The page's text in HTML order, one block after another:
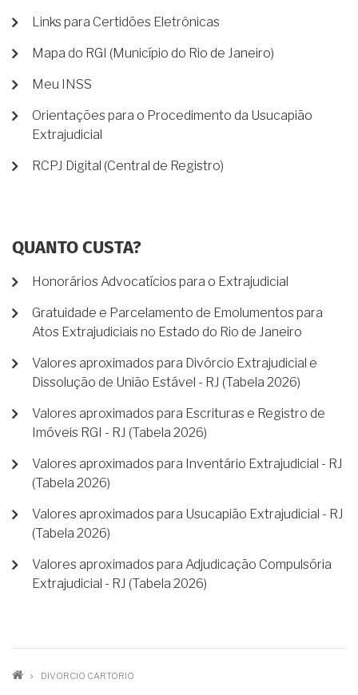
Links para Certidões Eletrônicas
Mapa do RGI (Município do Rio de Janeiro)
Meu INSS
Orientações para o Procedimento da Usucapião
Extrajudicial
RCPJ Digital (Central de Registro)
QUANTO CUSTA?
Honorários Advocatícios para o Extrajudicial
Gratuidade e Parcelamento de Emolumentos para
Atos Extrajudiciais no Estado do Rio de Janeiro
Valores aproximados para Divórcio Extrajudicial e
Dissolução de União Estável - RJ (Tabela 2026)
Valores aproximados para Escrituras e Registro de
Imóveis RGI - RJ (Tabela 2026)
Valores aproximados para Inventário Extrajudicial - RJ
(Tabela 2026)
Valores aproximados para Usucapião Extrajudicial - RJ
(Tabela 2026)
Valores aproximados para Adjudicação Compulsória
Extrajudicial - RJ (Tabela 2026)
TRILHA
DIVORCIO CARTORIO